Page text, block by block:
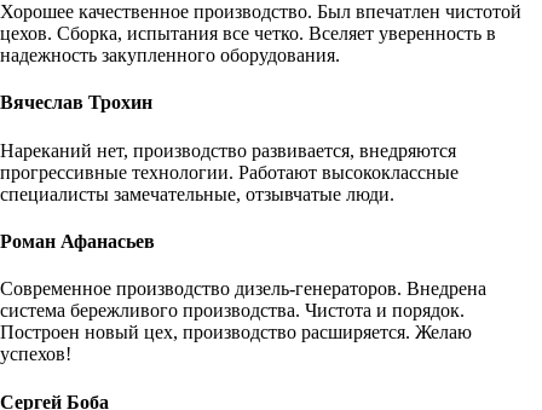
Хорошее качественное производство. Был впечатлен чистотой
цехов. Сборка, испытания все четко. Вселяет уверенность в
надежность закупленного оборудования.
Вячеслав Трохин
Нареканий нет, производство развивается, внедряются
прогрессивные технологии. Работают высококлассные
специалисты замечательные, отзывчатые люди.
Роман Афанасьев
Современное производство дизель-генераторов. Внедрена
система бережливого производства. Чистота и порядок.
Построен новый цех, производство расширяется. Желаю
успехов!
Сергей Боба